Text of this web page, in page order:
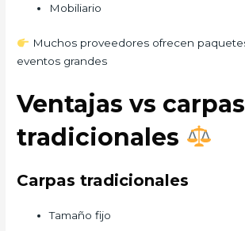
Mobiliario
Muchos proveedores ofrecen
eventos grandes
Ventajas vs carpas
tradicionales
Carpas tradicionales
Tamaño fijo